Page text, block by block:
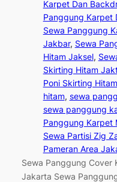
Karpet Dan
Panggung Karpet
Sewa Panggung
Jakbar, Sewa
Hitam Jaksel,
Skirting Hitam
Poni Skirting
hitam, sewa
sewa panggung
Panggung Karpet
Sewa Partisi Zig
Pameran Area
Sewa Panggung Cover
Jakarta Sewa